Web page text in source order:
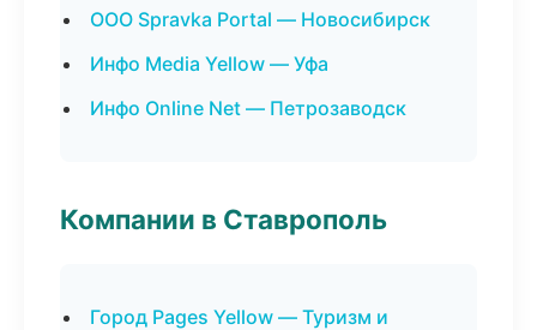
ООО Spravka Portal — Новосибирск
Инфо Media Yellow — Уфа
Инфо Online Net — Петрозаводск
Компании в Ставрополь
Город Pages Yellow — Туризм и